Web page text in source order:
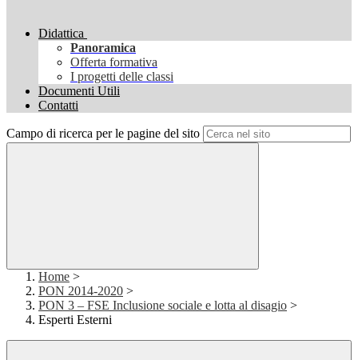
Didattica
Panoramica
Offerta formativa
I progetti delle classi
Documenti Utili
Contatti
Campo di ricerca per le pagine del sito
Home >
PON 2014-2020 >
PON 3 – FSE Inclusione sociale e lotta al disagio >
Esperti Esterni